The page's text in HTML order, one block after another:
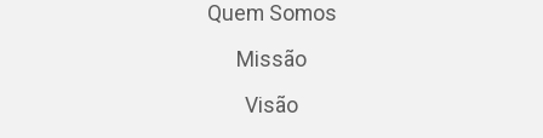
Quem Somos
Missão
Visão